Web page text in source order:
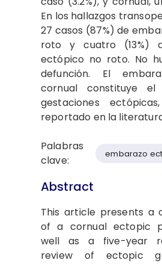
En los hallazgos
27 casos (87%) de
roto y cuatro (13%)
ectópico no roto. No
defunción. El
cornual constituye el
gestaciones
reportado en la
Palabras
clave:
embarazo
Abstract
This article presents a
of a cornual ectopic
well as a five-year
review of ectopic